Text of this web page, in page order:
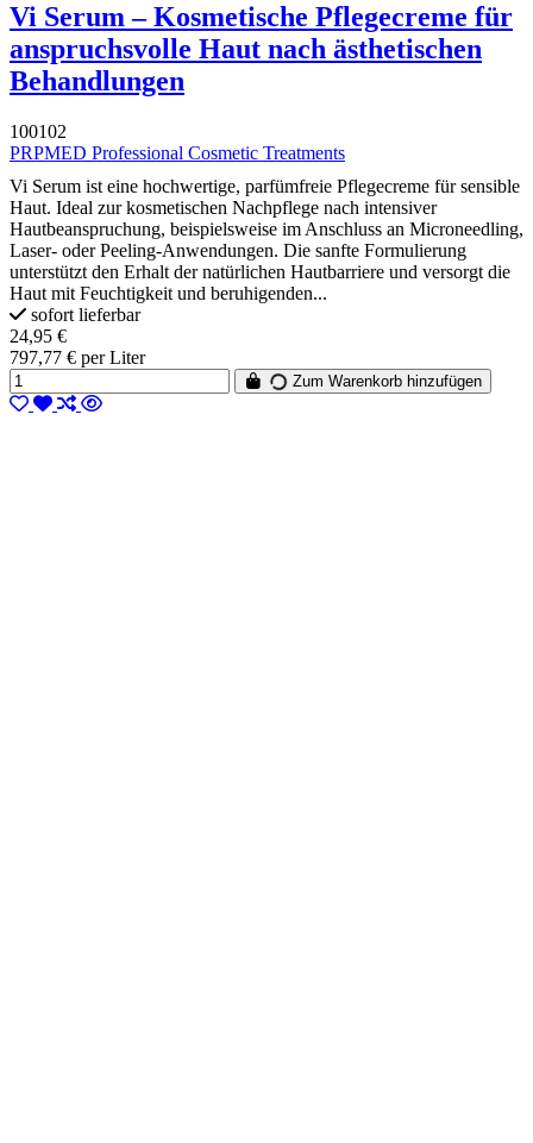
Vi Serum – Kosmetische Pflegecreme für
anspruchsvolle Haut nach ästhetischen
Behandlungen
100102
PRPMED Professional Cosmetic Treatments
Vi Serum ist eine hochwertige, parfümfreie Pflegecreme für sensible
Haut. Ideal zur kosmetischen Nachpflege nach intensiver
Hautbeanspruchung, beispielsweise im Anschluss an Microneedling,
Laser- oder Peeling-Anwendungen. Die sanfte Formulierung
unterstützt den Erhalt der natürlichen Hautbarriere und versorgt die
Haut mit Feuchtigkeit und beruhigenden...
sofort lieferbar
24,95 €
797,77 € per Liter
Zum Warenkorb hinzufügen